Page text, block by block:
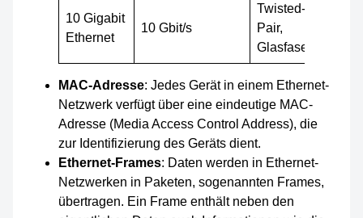
10 Gigabit
Ethernet
10 Gbit/s
Twisted-
Pair,
Glasfaser
MAC-Adresse: Jedes Gerät in einem Ethernet-
Netzwerk verfügt über eine eindeutige MAC-
Adresse (Media Access Control Address), die
zur Identifizierung des Geräts dient.
Ethernet-Frames: Daten werden in Ethernet-
Netzwerken in Paketen, sogenannten Frames,
übertragen. Ein Frame enthält neben den